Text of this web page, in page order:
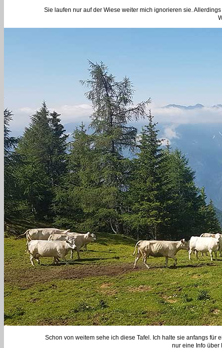
Sie laufen nur auf der Wiese weiter mich ignorieren sie.
Schon von weitem sehe ich diese Tafel. Ich halte sie anfangs
nur eine Info über